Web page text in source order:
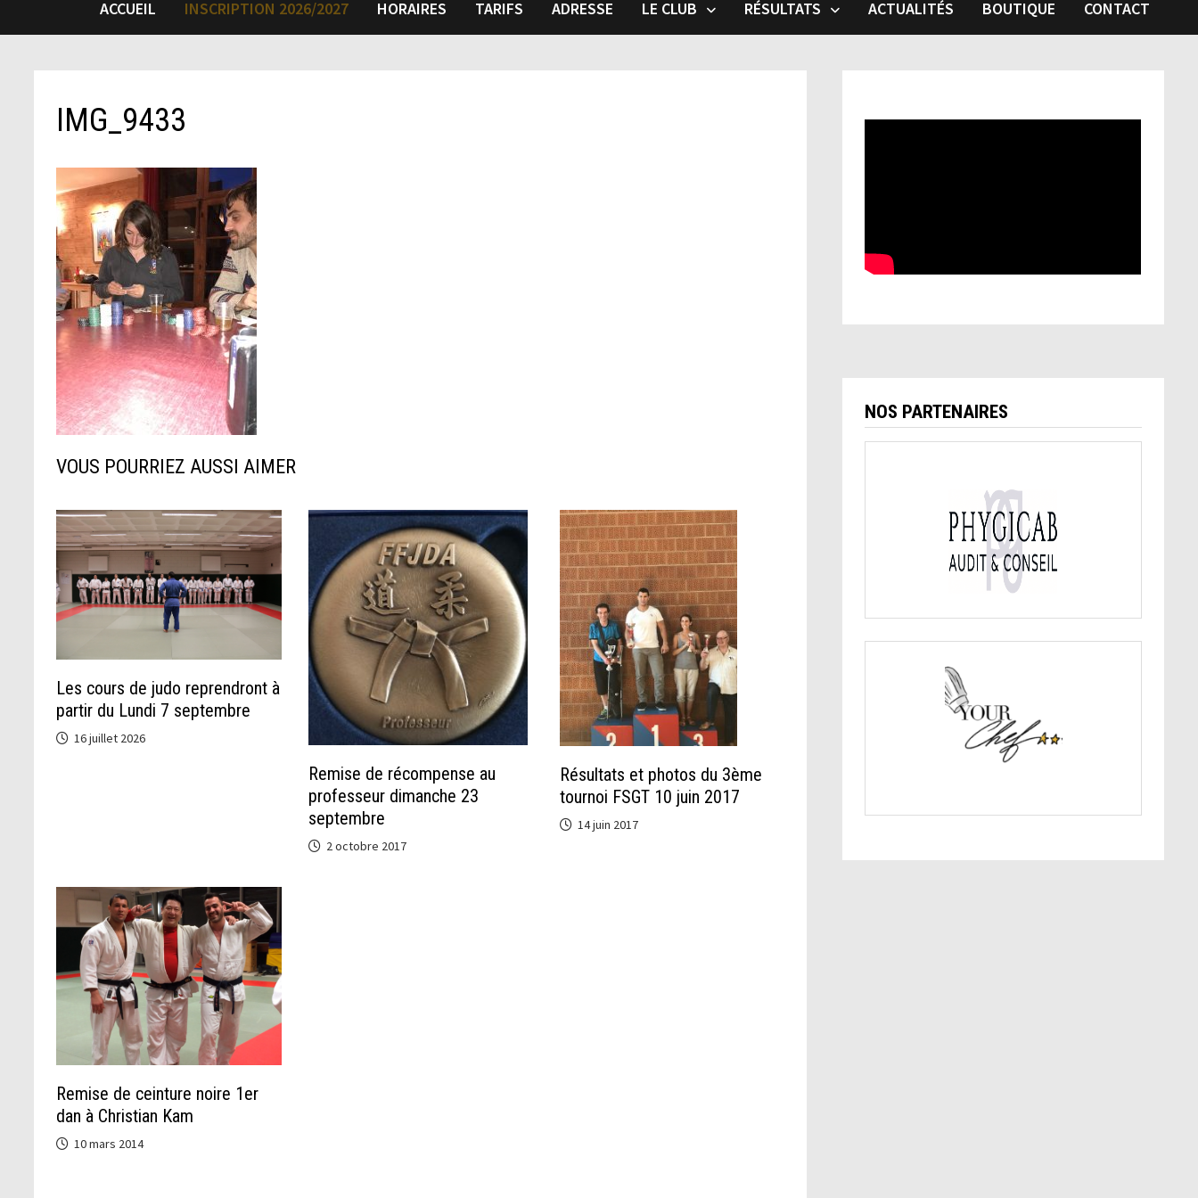
ACCUEIL INSCRIPTION 2026/2027 HORAIRES TARIFS ADRESSE LE CLUB RÉSULTATS ACTUALITÉS BOUTIQUE CONTACT
IMG_9433
VOUS POURRIEZ AUSSI AIMER
Les cours de judo reprendront à
partir du Lundi 7 septembre
16 juillet 2026
Remise de récompense au
professeur dimanche 23
septembre
2 octobre 2017
Résultats et photos du 3ème
tournoi FSGT 10 juin 2017
14 juin 2017
Remise de ceinture noire 1er
dan à Christian Kam
10 mars 2014
NOS PARTENAIRES